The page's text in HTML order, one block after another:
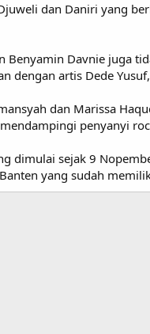
dan Daniri yang
Benyamin Davnie juga
dengan artis Dede
dan Marissa
penyanyi
dimulai sejak 9
yang sudah